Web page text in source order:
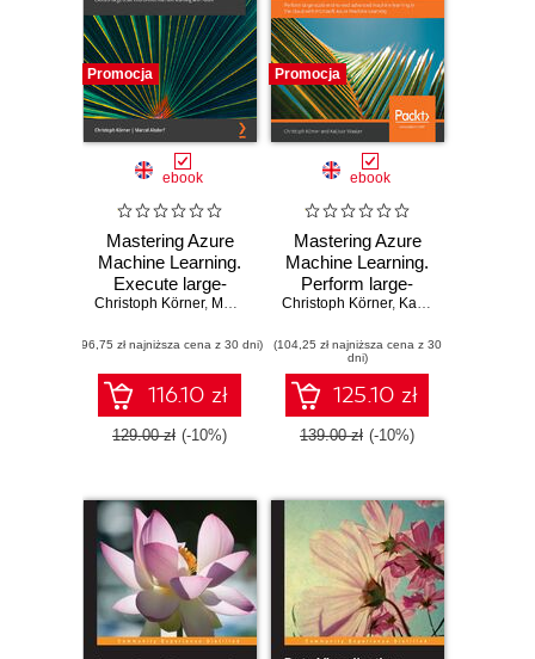
Promocja
ebook
Mastering Azure
Machine Learning.
Execute large-
scale end-to-end
with Azure -
Second Edition
Christoph Körner, Marcel Alsdorf
(96,75 zł najniższa cena z 30 dni)
116.10 zł
129.00 zł (-10%)
Promocja
ebook
Mastering Azure
Machine Learning.
Perform large-
scale end-to-end
learning in the
cloud with
Microsoft Azure
Machine Learning
Christoph Körner, Kaijisse Waaijer
(104,25 zł najniższa cena z 30
dni)
125.10 zł
139.00 zł (-10%)